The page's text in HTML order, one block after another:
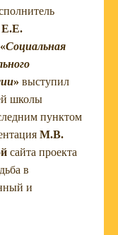
Е.Е.
«Социальная
» выступил
школы
пунктом
М.В.
сайта проекта
в
и